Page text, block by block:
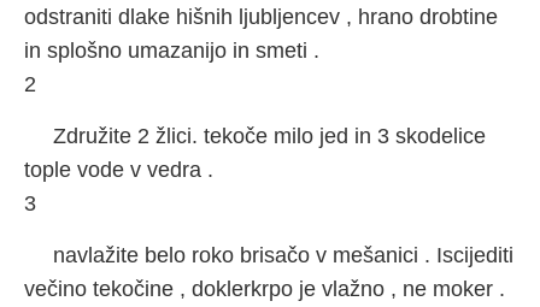
odstraniti dlake hišnih ljubljencev , hrano drobtine
in splošno umazanijo in smeti .
2
Združite 2 žlici. tekoče milo jed in 3 skodelice
tople vode v vedra .
3
navlažite belo roko brisačo v mešanici . Iscijediti
večino tekočine , doklerkrpo je vlažno , ne moker .